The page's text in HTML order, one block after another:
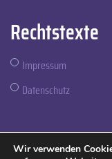
Rechtstexte
Impressum
Datenschutz
Wir verwenden